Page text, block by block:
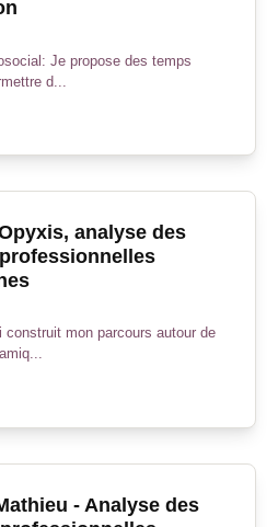
Je propose des temps
d...
analyse des
construit mon parcours autour de
- Analyse des